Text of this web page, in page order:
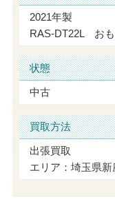
2021年製
RAS-DT22L お
状態
中古
買取方法
出張買取
エリア：埼玉県新